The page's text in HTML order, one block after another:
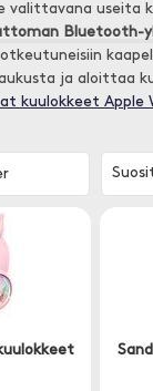
valittavana useita
Bluetooth-
ja aloittaa
kuulokkeet Apple